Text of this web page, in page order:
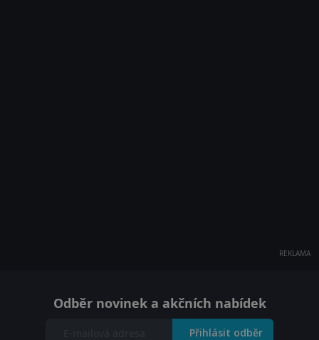
REKLAMA
Odběr novinek a akčních nabídek
Přihlásit odběr